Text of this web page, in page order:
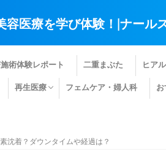
容医療を学び体験！|ナール
術体験レポート 二重まぶた ヒア
再生医療 フェムケア・婦人科 お
沈着？ダウンタイムや経過は？